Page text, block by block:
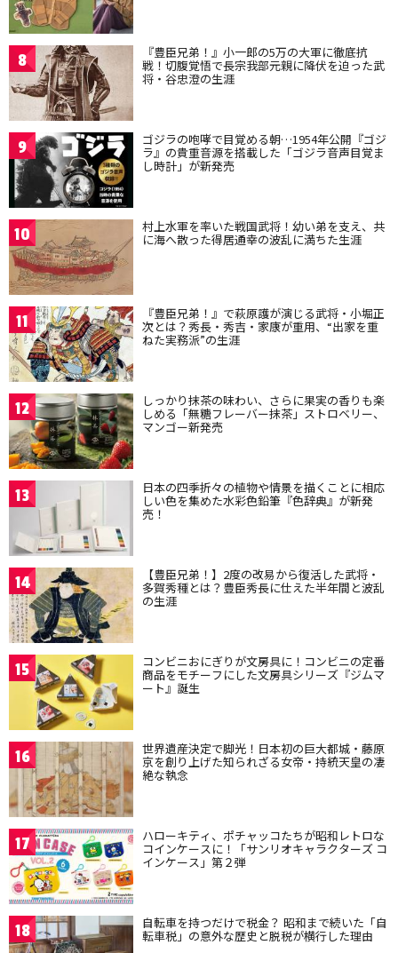
8 『豊臣兄弟！』小一郎の5万の大軍に徹底抗
戦！切腹覚悟で長宗我部元親に降伏を迫った武
将・谷忠澄の生涯
9 ゴジラの咆哮で目覚める朝…1954年公開『ゴジ
ラ』の貴重音源を搭載した「ゴジラ音声目覚ま
し時計」が新発売
10 村上水軍を率いた戦国武将！幼い弟を支え、共
に海へ散った得居通幸の波乱に満ちた生涯
11 『豊臣兄弟！』で萩原護が演じる武将・小堀正
次とは？秀長・秀吉・家康が重用、“出家を重
ねた実務派”の生涯
12 しっかり抹茶の味わい、さらに果実の香りも楽
しめる「無糖フレーバー抹茶」ストロベリー、
マンゴー新発売
13 日本の四季折々の植物や情景を描くことに相応
しい色を集めた水彩色鉛筆『色辞典』が新発
売！
14 【豊臣兄弟！】2度の改易から復活した武将・
多賀秀種とは？豊臣秀長に仕えた半年間と波乱
の生涯
15 コンビニおにぎりが文房具に！コンビニの定番
商品をモチーフにした文房具シリーズ『ジムマ
ート』誕生
16 世界遺産決定で脚光！日本初の巨大都城・藤原
京を創り上げた知られざる女帝・持統天皇の凄
絶な執念
17 ハローキティ、ポチャッコたちが昭和レトロな
コインケースに！「サンリオキャラクターズ コ
インケース」第２弾
18 自転車を持つだけで税金？ 昭和まで続いた「自
転車税」の意外な歴史と脱税が横行した理由